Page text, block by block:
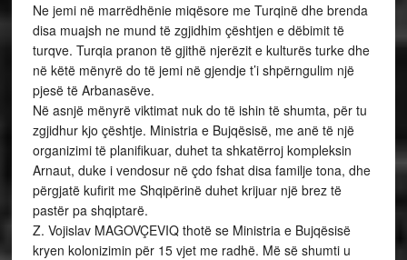
Ne jemi në marrëdhënie miqësore me Turqinë dhe brenda
disa muajsh ne mund të zgjidhim çështjen e dëbimit të
turqve. Turqia pranon të gjithë njerëzit e kulturës turke dhe
në këtë mënyrë do të jemi në gjendje t’i shpërngulim një
pjesë të Arbanasëve.
Në asnjë mënyrë viktimat nuk do të ishin të shumta, për tu
zgjidhur kjo çështje. Ministria e Bujqësisë, me anë të një
organizimi të planifikuar, duhet ta shkatërroj kompleksin
Arnaut, duke i vendosur në çdo fshat disa familje tona, dhe
përgjatë kufirit me Shqipërinë duhet krijuar një brez të
pastër pa shqiptarë.
Z. Vojislav MAGOVÇEVIQ thotë se Ministria e Bujqësisë
kryen kolonizimin për 15 vjet me radhë. Më së shumti u